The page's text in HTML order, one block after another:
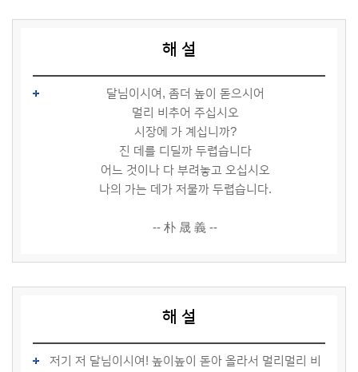
해 설
달님이시여, 좀더 높이 돋으시어
멀리 비추어 주십시오
시장에 가 계십니까?
진 데를 디딜까 두렵습니다
어느 것이나 다 부려놓고 오십시오
나의 가는 데가 저물까 두렵습니다.
-- 朴 晟 義 --
해 설
저기 저 달님이시여! 높이높이 돋아 올라서 멀리멀리 비